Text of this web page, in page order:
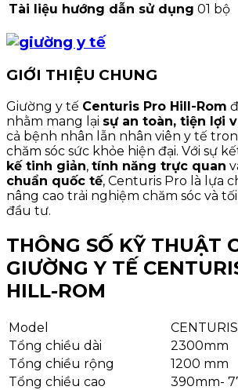
Tài liệu hướng dẫn sử dụng 01 bộ
GIỚI THIỆU CHUNG
Giường y tế Centuris Pro Hill-Rom
nhằm mang lại sự an toàn, tiện lợi
cả bệnh nhân lẫn nhân viên y tế
chăm sóc sức khỏe hiện đại. Với sự
kế tinh giản, tính năng trực quan
chuẩn quốc tế, Centuris Pro là lựa
nâng cao trải nghiệm chăm sóc và
đầu tư.
THÔNG SỐ KỸ THUẬT
GIƯỜNG Y TẾ
HILL-ROM
Model
Tổng chiều dài
2300mm
Tổng chiều rộng
1200 mm
Tổng chiều cao
390mm-